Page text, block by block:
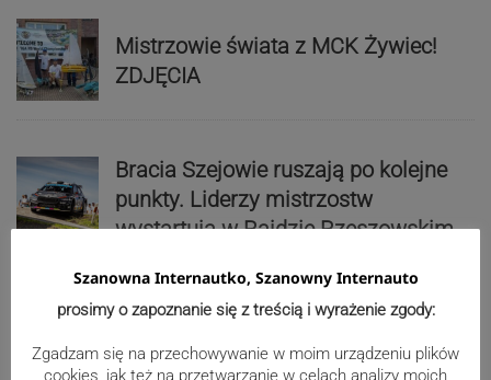
Mistrzowie świata z MCK Żywiec!
ZDJĘCIA
Bracia Szejowie ruszają po kolejne
punkty. Liderzy mistrzostw
wystartują w Rajdzie Rzeszowskim
80-lecie Soły Kobiernice. Będzie się
działo! SZCZEGÓŁOWY PROGRAM
Szanowna Internautko, Szanowny Internauto
prosimy o zapoznanie się z treścią i wyrażenie zgody:
Zgadzam się na przechowywanie w moim urządzeniu plików
cookies, jak też na przetwarzanie w celach analizy moich